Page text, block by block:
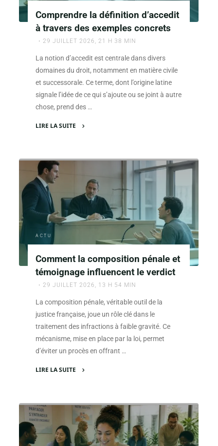
affaires
criminelles"
Comprendre la définition d’accedit
à travers des exemples concrets
29 JUILLET 2026, 21 H 38 MIN
La notion d’accedit est centrale dans divers
domaines du droit, notamment en matière civile
et successorale. Ce terme, dont l’origine latine
signale l’idée de ce qui s’ajoute ou se joint à autre
chose, prend des …
LIRE LA SUITE
définition
d’accedit
à
travers
des
exemples
ACTU
Comment la composition pénale et
témoignage influencent le verdict
29 JUILLET 2026, 13 H 54 MIN
La composition pénale, véritable outil de la
justice française, joue un rôle clé dans le
traitement des infractions à faible gravité. Ce
mécanisme, mise en place par la loi, permet
d’éviter un procès en offrant …
LIRE LA SUITE
composition
pénale
et
témoignage